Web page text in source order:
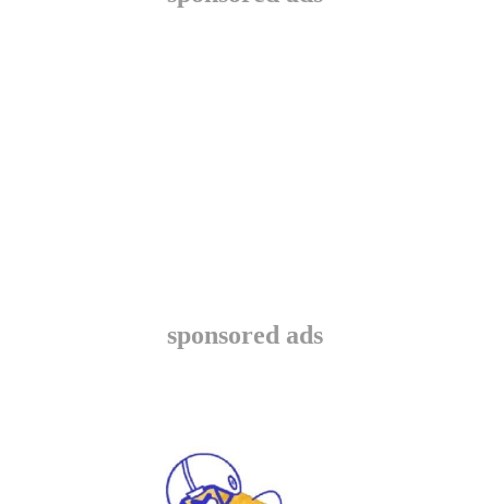
sponsored ads